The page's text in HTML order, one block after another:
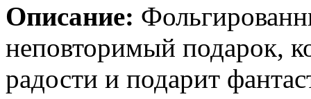
Описание:
неповторимый подарок,
радости и подарит